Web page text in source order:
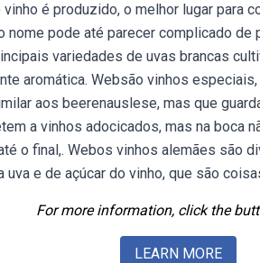
é produzido, o melhor lugar para
nome pode até parecer complicado de
variedades de uvas brancas
aromática. Websão vinhos
aos beerenauslese, mas que
a vinhos adocicados, mas na boca
o final,. Webos vinhos alemães são
e de açúcar do vinho, que são
For more information, click the
LEARN MORE